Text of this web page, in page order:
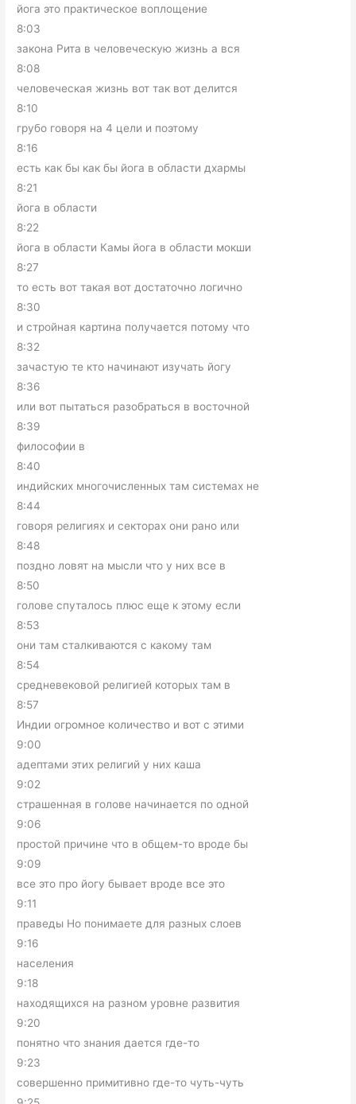
йога это практическое воплощение
8:03
закона Рита в человеческую жизнь а вся
8:08
человеческая жизнь вот так вот делится
8:10
грубо говоря на 4 цели и поэтому
8:16
есть как бы как бы йога в области дхармы
8:21
йога в области
8:22
йога в области Камы йога в области мокши
8:27
то есть вот такая вот достаточно логично
8:30
и стройная картина получается потому что
8:32
зачастую те кто начинают изучать йогу
8:36
или вот пытаться разобраться в восточной
8:39
философии в
8:40
индийских многочисленных там системах не
8:44
говоря религиях и секторах они рано или
8:48
поздно ловят на мысли что у них все в
8:50
голове спуталось плюс еще к этому если
8:53
они там сталкиваются с какому там
8:54
средневековой религией которых там в
8:57
Индии огромное количество и вот с этими
9:00
адептами этих религий у них каша
9:02
страшенная в голове начинается по одной
9:06
простой причине что в общем-то вроде бы
9:09
все это про йогу бывает вроде все это
9:11
праведы Но понимаете для разных слоев
9:16
населения
9:18
находящихся на разном уровне развития
9:20
понятно что знания дается где-то
9:23
совершенно примитивно где-то чуть-чуть